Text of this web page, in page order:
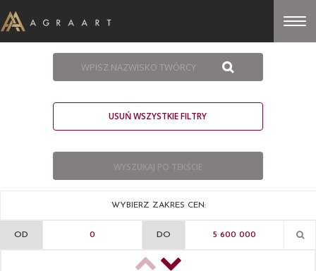
USUŃ WSZYSTKIE FILTRY
WYBIERZ ZAKRES CEN:
OD DO